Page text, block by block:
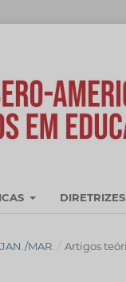
DIRETRIZES
JAN./MAR. / Artigos